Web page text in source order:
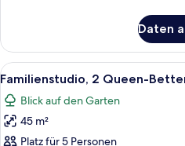
Nichtraucher,
Bergblick
anzeigen
Doppel-
oder
-
Zweibettzimmer,
Mehrere
Betten,
Nichtraucher,
Daten
Alle
Fotos
für
Familienstudio,
6
Familienstudio, 2 Queen-
Blick auf den Garten
45 m²
Platz für 5 Personen